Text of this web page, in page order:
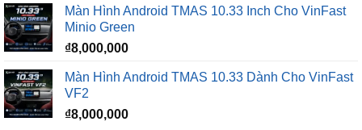
₫16,500,000.là:
Màn Hình Android TMAS 10.33 Inch Cho VinFast
Minio Green
₫8,000,000
Màn Hình Android TMAS 10.33 Dành Cho VinFast
VF2
₫8,000,000